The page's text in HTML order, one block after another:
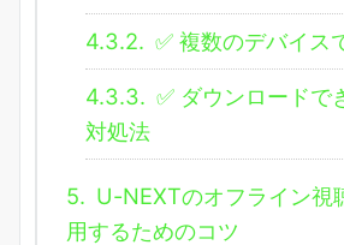
4.3.2. ✅ 複数のデバイス
4.3.3. ✅ ダウンロードで
対処法
5. U-NEXTのオフライン視
用するためのコツ